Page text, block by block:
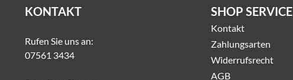
KONTAKT
Rufen Sie uns an:
07561 3434
SHOP SERVICE
Kontakt
Zahlungsarten
Widerrufsrecht
AGB